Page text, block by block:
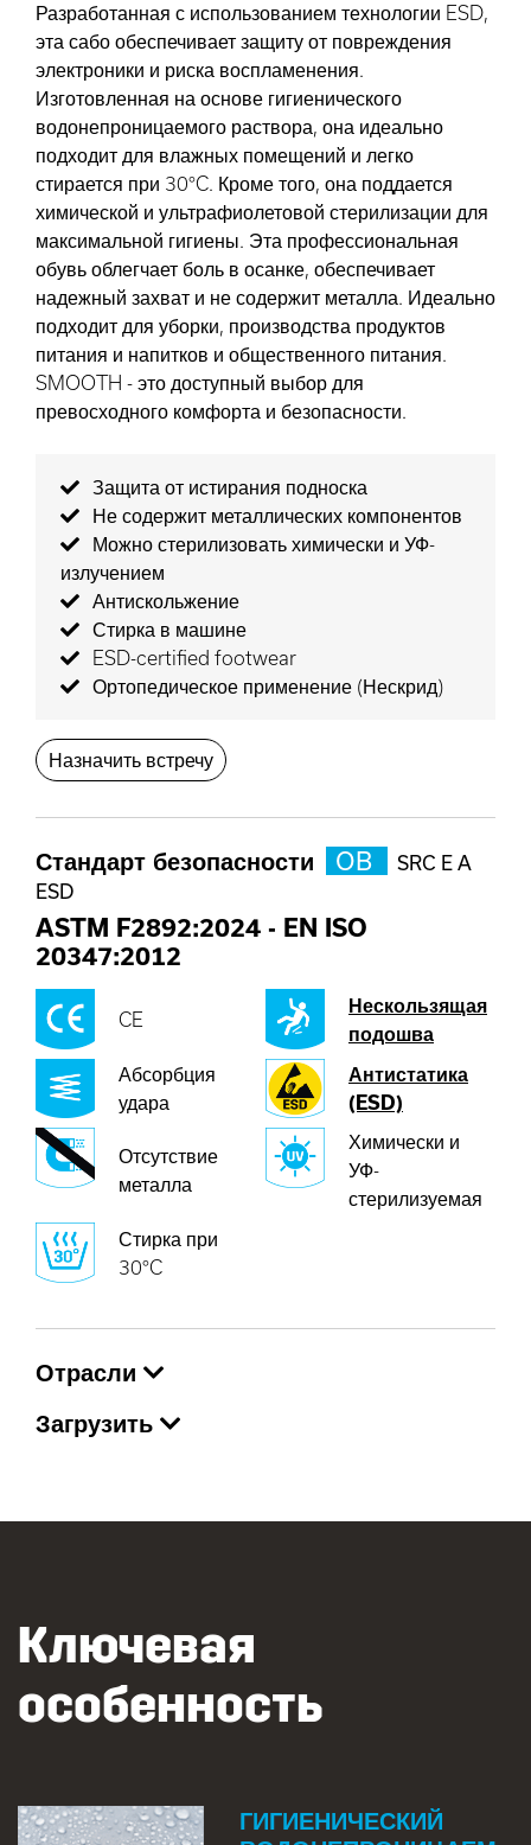
Разработанная с использованием технологии ESD,
эта сабо обеспечивает защиту от повреждения
электроники и риска воспламенения.
Изготовленная на основе гигиенического
водонепроницаемого раствора, она идеально
подходит для влажных помещений и легко
стирается при 30°C. Кроме того, она поддается
химической и ультрафиолетовой стерилизации для
максимальной гигиены. Эта профессиональная
обувь облегчает боль в осанке, обеспечивает
надежный захват и не содержит металла. Идеально
подходит для уборки, производства продуктов
питания и напитков и общественного питания.
SMOOTH - это доступный выбор для
превосходного комфорта и безопасности.
Защита от истирания подноска
Не содержит металлических компонентов
Можно стерилизовать химически и УФ-
излучением
Антискольжение
Стирка в машине
ESD-certified footwear
Ортопедическое применение (Нескрид)
Назначить встречу
Стандарт безопасности OB
SRC E A
ESD
ASTM F2892:2024 - EN ISO
20347:2012
CE
Нескользящая
подошва
Абсорбция
удара
Антистатика
(ESD)
Отсутствие
металла
Химически и
УФ-
стерилизуемая
Стирка при
30°C
Отрасли
Загрузить
Ключевая
особенность
ГИГИЕНИЧЕСКИЙ